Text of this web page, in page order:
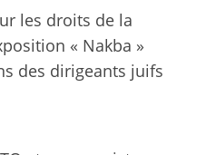
les droits de la
« Nakba »
des dirigeants juifs